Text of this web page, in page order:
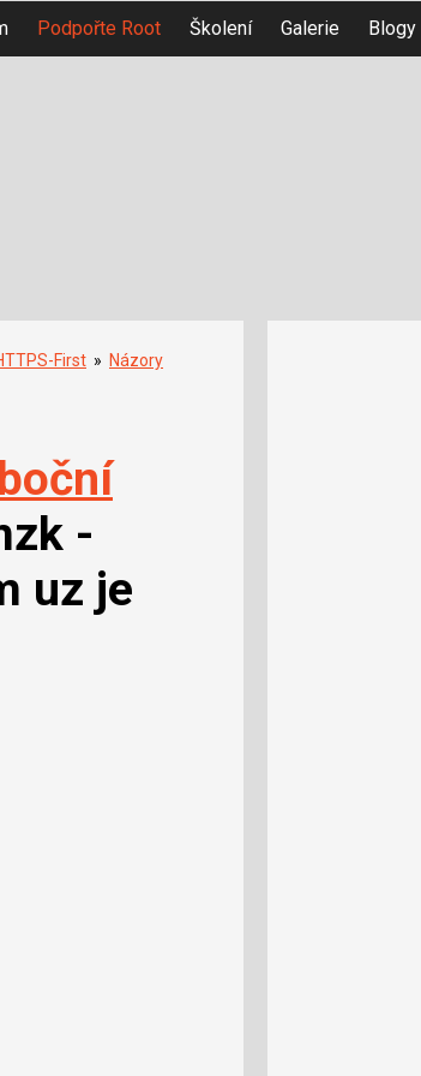
Podpořte Root Školení Galerie Blogy
First » Názory
-
uz je